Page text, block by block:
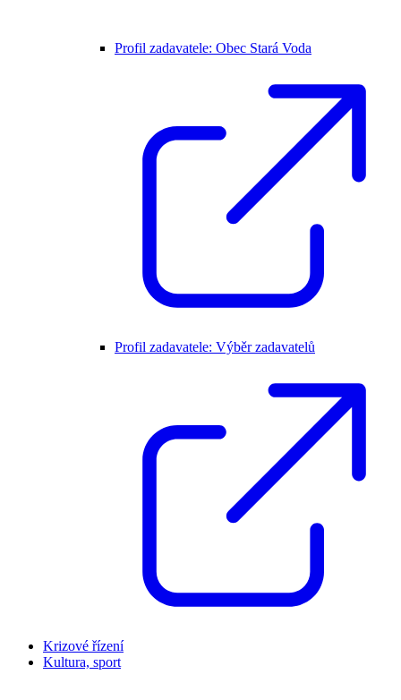
Profil zadavatele: Obec Stará Voda
Profil zadavatele: Výběr zadavatelů
Krizové řízení
Kultura, sport